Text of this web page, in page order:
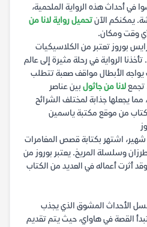
في أحداث هذه الرواية الملحمية،
يمكنكم الآنتحميل رواية لانا من
وقت ومكان.
بوروز تعتبر من الكلاسيكيات
. تأخذنا الرواية في رحلة مثيرة إلى عالم
يواجه الأبطال مواقف صعبة تتطلب
تجمعلانا من جاثول بين عناصر
مما يجعلها جذابة لمختلف الشرائح
من موقع مكتبة ياسمين
شهير، اشتهر بكتابة قصص المغامرات
وسلسلة المريخ. يعتبر بوروز من
أثرت أعماله في العديد من الكتاب
الأحداث المشوق الذي يجذب
تبدأ القصة في هاواي، حيث يتم تقديم